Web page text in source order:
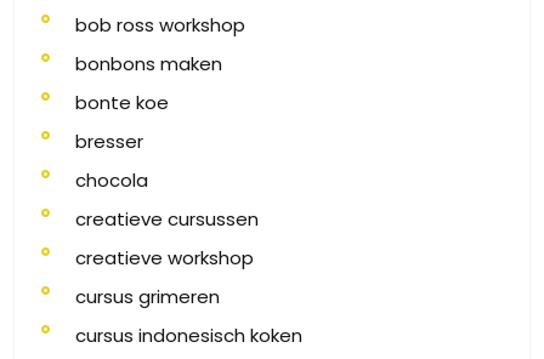
bob ross workshop
bonbons maken
bonte koe
bresser
chocola
creatieve cursussen
creatieve workshop
cursus grimeren
cursus indonesisch koken